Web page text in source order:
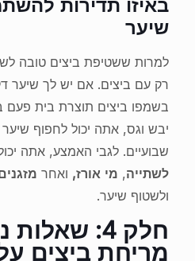
באיזו תדירות
שיער
למרות ששטיפת ביצים טובה
רק עם ביצים. אם יש לך שיער
בשמפו ביצים תוצרת בית
יבש וגס, אתה יכול לחפוף
שבועיים. לגבי האמצע, אתה
לשתייה, מי אורז, ואחר
ולשטוף שיער.
חלק 4:
מריחת ביצים